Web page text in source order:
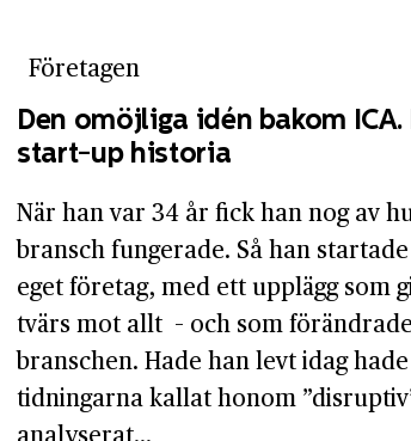
Företagen
Den omöjliga idén bakom ICA.
start-up historia
När han var 34 år fick han nog av
bransch fungerade. Så han
eget företag, med ett upplägg som
tvärs mot allt – och som
branschen. Hade han levt idag hade
tidningarna kallat honom
analyserat...